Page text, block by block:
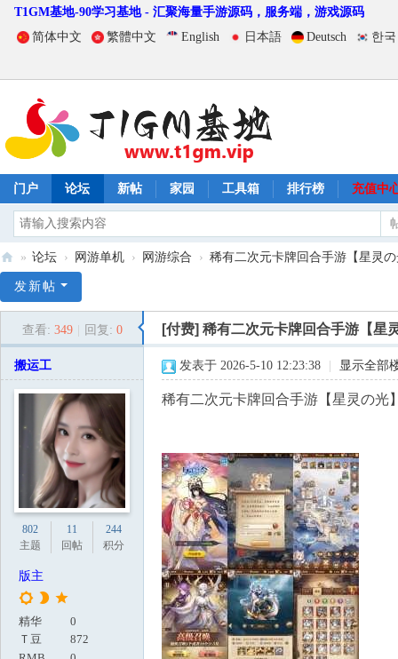
T1GM基地-90学习基地 - 汇聚海量手游源码，服务端，游戏源码
简体中文
繁體中文 English 日本語 Deutsch 한
门户 论坛 新帖 家园 工具箱 排行榜 充值中
1
» 论坛 › 网游单机 › 网游综合 › 稀有二次元卡牌回合手游【星灵
发新帖
查看: 349 回复: 0 [付费] 稀有二次元卡牌回合手游【星
搬运工
802
主题
11
回帖
244
积分
版主
精华
0
Ｔ豆
872
发表于 2026-5-10 12:23:38 显示全部
稀有二次元卡牌回合手游【星灵の光